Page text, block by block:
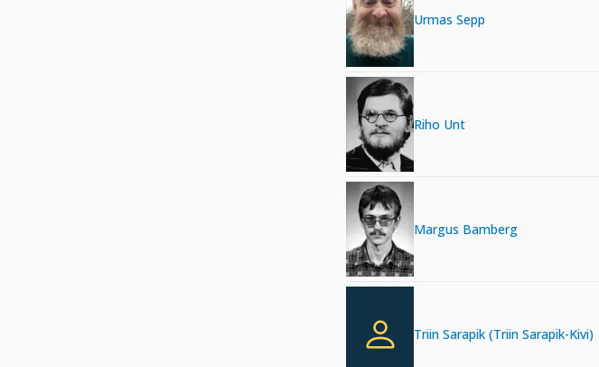
Urmas Sepp
Riho Unt
Margus Bamberg
Triin Sarapik (Triin Sarapik-Kivi)